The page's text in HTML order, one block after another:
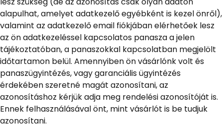
alapulhat, amelyet adatkezelő egyébként is kezel önről),
valamint az adatkezelő email fiókjában elérhetőek lesz
az ön adatkezeléssel kapcsolatos panasza a jelen
tájékoztatóban, a panaszokkal kapcsolatban megjelölt
időtartamon belül. Amennyiben ön vásárlónk volt és
panaszügyintézés, vagy garanciális ügyintézés
érdekében szeretné magát azonosítani, az
azonosításhoz kérjük adja meg rendelési azonosítóját is.
Ennek felhasználásával önt, mint vásárlót is be tudjuk
azonosítani.